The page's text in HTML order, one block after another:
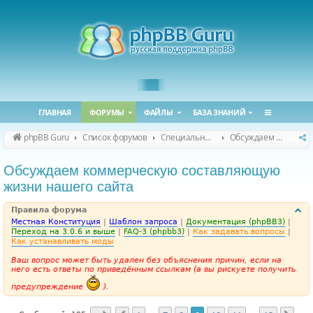
ГЛАВНАЯ ФОРУМЫ ФАЙЛЫ БАЗА ЗНАНИЙ
phpBB Guru Список форумов Специальные форумы Обсуждаем сайт и конференцию
Обсуждаем коммерческую составляющую
жизни нашего сайта
Правила форума
Местная Конституция | Шаблон запроса | Документация (phpBB3) |
Переход на 3.0.6 и выше | FAQ-3 (phpbb3) | Как задавать вопросы |
Как устанавливать моды
Ваш вопрос может быть удален без объяснения причин, если на
него есть ответы по приведённым ссылкам (а вы рискуете получить
предупреждение
).